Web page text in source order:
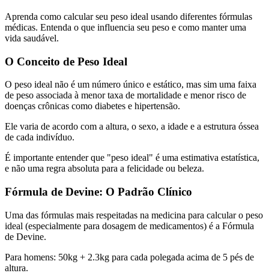
Aprenda como calcular seu peso ideal usando diferentes fórmulas
médicas. Entenda o que influencia seu peso e como manter uma
vida saudável.
O Conceito de Peso Ideal
O peso ideal não é um número único e estático, mas sim uma faixa
de peso associada à menor taxa de mortalidade e menor risco de
doenças crônicas como diabetes e hipertensão.
Ele varia de acordo com a altura, o sexo, a idade e a estrutura óssea
de cada indivíduo.
É importante entender que "peso ideal" é uma estimativa estatística,
e não uma regra absoluta para a felicidade ou beleza.
Fórmula de Devine: O Padrão Clínico
Uma das fórmulas mais respeitadas na medicina para calcular o peso
ideal (especialmente para dosagem de medicamentos) é a Fórmula
de Devine.
Para homens: 50kg + 2.3kg para cada polegada acima de 5 pés de
altura.